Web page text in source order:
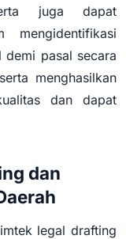
juga dapat
mengidentifikasi
demi pasal secara
menghasilkan
dan dapat
dan
legal drafting